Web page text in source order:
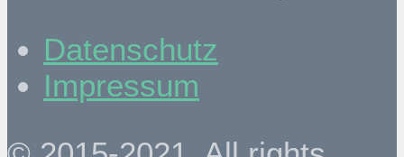
Datenschutz
Impressum